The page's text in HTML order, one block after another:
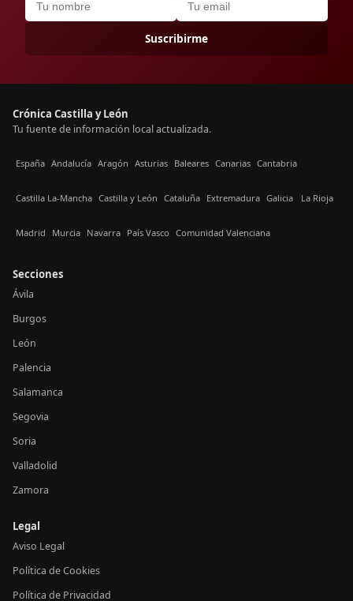
Suscribirme
Crónica Castilla y León
Tu fuente de información local actualizada.
España Andalucía Aragón Asturias Baleares Canarias Cantabria
Castilla La-Mancha Castilla y León Cataluña Extremadura Galicia La Rioja
Madrid Murcia Navarra País Vasco Comunidad Valenciana
Secciones
Ávila
Burgos
León
Palencia
Salamanca
Segovia
Soria
Valladolid
Zamora
Legal
Aviso Legal
Política de Cookies
Política de Privacidad